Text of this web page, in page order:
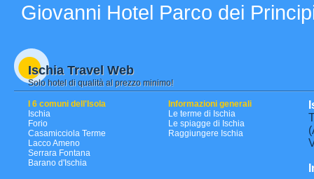
Giovanni Hotel Parco dei
Ischia Travel Web
Solo hotel di qualità al prezzo minimo!
I 6 comuni dell'Isola
Ischia
Forio
Casamicciola Terme
Lacco Ameno
Serrara Fontana
Barano d'Ischia
Informazioni generali
Le terme di Ischia
Le spiagge di Ischia
Raggiungere Ischia